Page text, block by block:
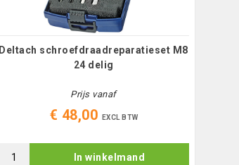
Deltach schroefdraadreparatieset M8
24 delig
Prijs vanaf
€ 48,00 EXCL BTW
In winkelmand